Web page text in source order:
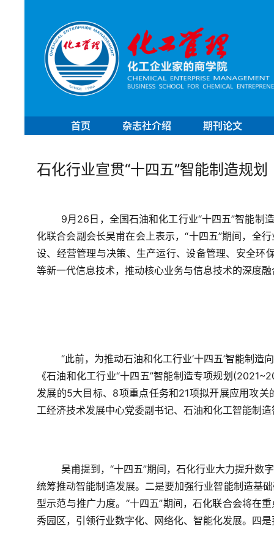
首页 杂志社介绍 期刊论文
石化行业宣贯“十四五”智能制造规划
9月26日，全国石油和化工行业“十四五”智能制
化联合会副会长吴甫在会上表示，“十四五”期间，全
设、经营管理与决策、生产运行、设备管理、安全环
等新一代信息技术，推动核心业务与信息技术的深度
“此前，为推动石油和化工行业‘十四五’智能制
《石油和化工行业“十四五”智能制造专项规划
发展的5大目标、8项重点任务和21项拟开展应用攻
工经济技术发展中心党委副书记、石油和化工智能制
吴甫提到，“十四五”期间，石化行业大力提升数
统筹推动智能制造发展。二是要加强行业智能制造基
型示范与推广力度。“十四五”期间，石化联合会将在
秀园区，引领行业数字化、网络化、智能化发展。四